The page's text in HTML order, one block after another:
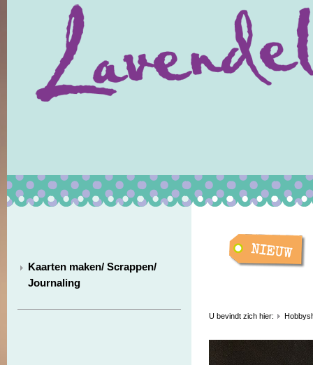
Kaarten maken/ Scrappen/
Journaling
U bevindt zich hier: